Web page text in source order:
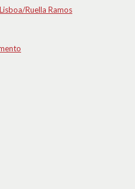
Ruella Ramos